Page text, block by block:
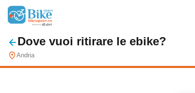
Dove vuoi ritirare le ebike?
Andria